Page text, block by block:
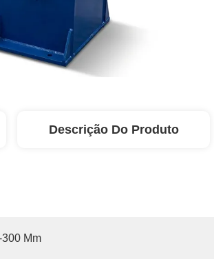
Descrição Do Produto
300 Mm